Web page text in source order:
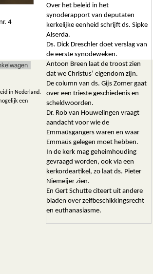
Over het beleid in het
synoderapport van deputaten
kerkelijke eenheid schrijft ds. Sipke
Alserda.
Ds. Dick Dreschler doet verslag van
de eerste synodeweken.
Antoon Breen laat de troost zien
dat we Christus’ eigendom zijn.
De column van ds. Gijs Zomer gaat
over een trieste geschiedenis en
scheldwoorden.
Dr. Rob van Houwelingen vraagt
aandacht voor wie de
Emmaüsgangers waren en waar
Emmaüs gelegen moet hebben.
In de kerk mag geheimhouding
gevraagd worden, ook via een
kerkordeartikel, zo laat ds. Pieter
Niemeijer zien.
En Gert Schutte citeert uit andere
bladen over zelfbeschikkingsrecht
en euthanasiasme.
4
in Nederland.
een